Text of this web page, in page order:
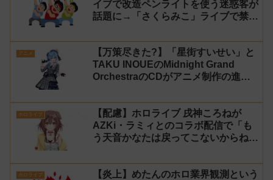
イブで改造ペンライトを使う迷惑客が
話題に→「さくらみこ」ライブで禁止
アニメ
【万策尽きた?】「星街すいせい」と
TAKU INOUEのMidnight Grand
OrchestraのCDがアニメ制作の進行
ホロライブ
【配慮】ホロライブ 戌神ころねが
AZKi・ラミィとのコラボ配信で「も
う天音かなたは戻ってこないからね」
ホロライブ
【炎上】めたんのホロ業界観測という